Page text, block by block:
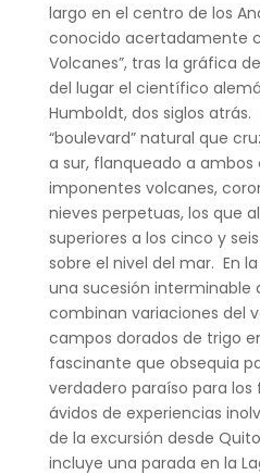
largo en el centro de los
conocido acertadamente
Volcanes”, tras la gráfica
del lugar el científico
Humboldt, dos siglos
“boulevard” natural que
a sur, flanqueado a ambos
imponentes volcanes,
nieves perpetuas, los que
superiores a los cinco y
sobre el nivel del mar. En
una sucesión interminable
combinan variaciones del
campos dorados de trigo
fascinante que obsequia
verdadero paraíso para
ávidos de experiencias
de la excursión desde
incluye una parada en la